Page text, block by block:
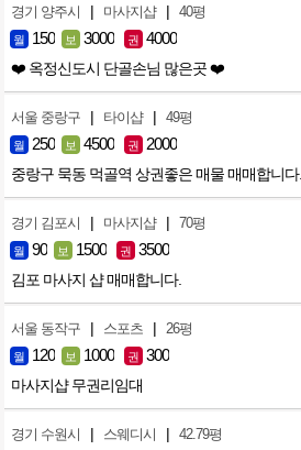
경기 양주시 | 마사지샵 | 40평
월 150 보 3000 권 4000
❤️ 옥정신도시 단골손님 많은곳 ❤️
서울 중랑구 | 타이샵 | 49평
월 250 보 4500 권 2000
중랑구 묵동 먹골역 상권좋은 매물 매매합니다.
경기 김포시 | 마사지샵 | 70평
월 90 보 1500 권 3500
김포 마사지 샵 매매합니다.
서울 동작구 | 스포츠 | 26평
월 120 보 1000 권 300
마사지샵 무권리임대
경기 수원시 | 스웨디시 | 42.79평